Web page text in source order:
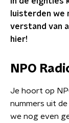
luisterden we
verstand van
hier!
NPO
Je hoort op
nummers uit
we nog even